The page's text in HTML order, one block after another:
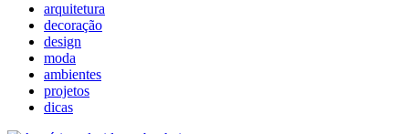
arquitetura
decoração
design
moda
ambientes
projetos
dicas